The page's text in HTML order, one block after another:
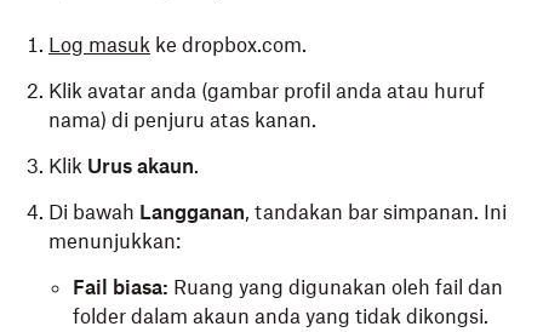
Log masuk ke dropbox.com.
Klik avatar anda (gambar profil anda atau huruf
nama) di penjuru atas kanan.
Klik Urus akaun.
Di bawah Langganan, tandakan bar simpanan. Ini
menunjukkan:
Fail biasa: Ruang yang digunakan oleh fail dan
folder dalam akaun anda yang tidak dikongsi.